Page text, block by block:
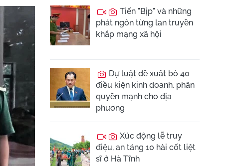
Tiến "Bịp" và những
phát ngôn từng lan truyền
khắp mạng xã hội
Dự luật đề xuất bỏ 40
điều kiện kinh doanh, phân
quyền mạnh cho địa
phương
Xúc động lễ truy
điệu, an táng 10 hài cốt liệt
sĩ ở Hà Tĩnh